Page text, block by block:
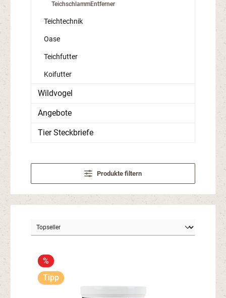
TeichschlammEntferner
Teichtechnik
Oase
Teichfutter
Koifutter
Wildvogel
Angebote
Tier Steckbriefe
Produkte filtern
%
Tipp